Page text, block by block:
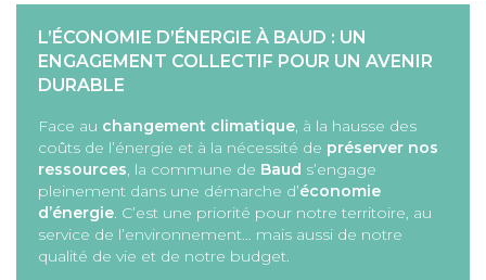
L’ÉCONOMIE D’ÉNERGIE À BAUD : UN
ENGAGEMENT COLLECTIF POUR UN AVENIR
DURABLE
Face au changement climatique, à la hausse des
coûts de l’énergie et à la nécessité de préserver nos
ressources, la commune de Baud s’engage
pleinement dans une démarche d’économie
d’énergie. C’est une priorité pour notre territoire, au
service de l’environnement… mais aussi de notre
qualité de vie et de notre budget.